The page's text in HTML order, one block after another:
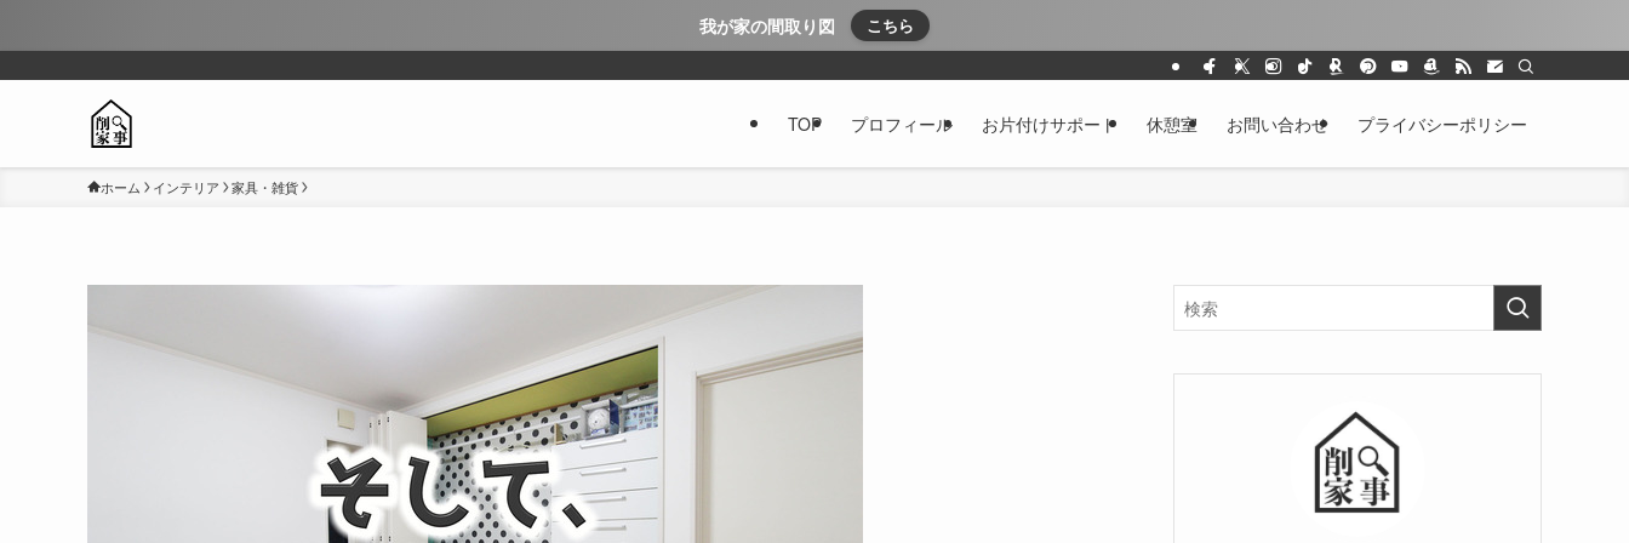
我が家の間取り図 こちら
TOP プロフィール お片付けサポート 休憩室 お問い合わせ プライバシーポリシー
ホーム インテリア 家具・雑貨